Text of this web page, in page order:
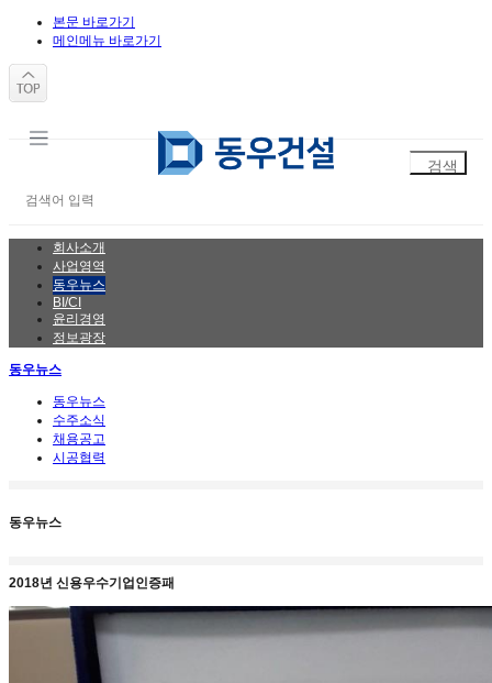
본문 바로가기
메인메뉴 바로가기
회사소개
사업영역
동우뉴스
BI/CI
윤리경영
정보광장
동우뉴스
동우뉴스
수주소식
채용공고
시공협력
동우뉴스
2018년 신용우수기업인증패